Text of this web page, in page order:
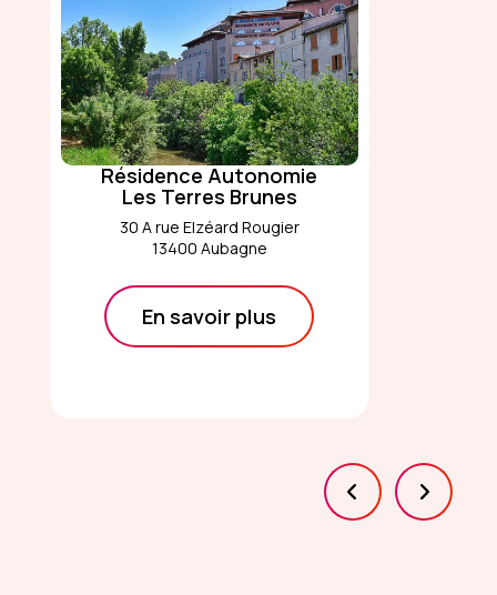
Résidence Autonomie
Les Terres Brunes
30 A rue Elzéard Rougier
13400 Aubagne
En savoir plus